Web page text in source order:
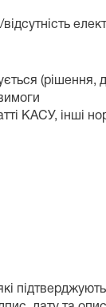
(рішення,
КАСУ, інші